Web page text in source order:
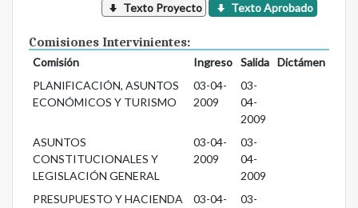
Texto Proyecto Texto Aprobado
Comisiones Intervinientes:
Comisión Ingreso Salida
Dictámen
PLANIFICACIÓN, ASUNTOS
ECONÓMICOS Y TURISMO
03-04-
2009
03-
04-
2009
ASUNTOS
CONSTITUCIONALES Y
LEGISLACIÓN GENERAL
03-04-
2009
03-
04-
2009
PRESUPUESTO Y HACIENDA
03-04-
03-